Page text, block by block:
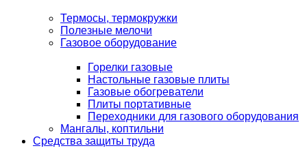
Термосы, термокружки
Полезные мелочи
Газовое оборудование
Горелки газовые
Настольные газовые плиты
Газовые обогреватели
Плиты портативные
Переходники для газового оборудования
Мангалы, коптильни
Средства защиты труда